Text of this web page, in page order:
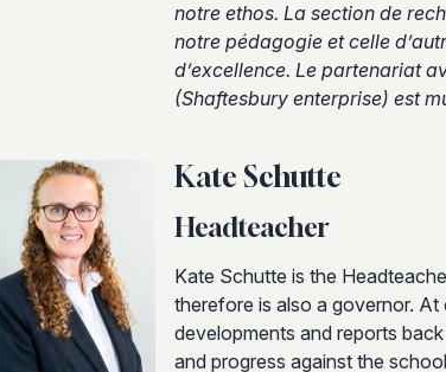
notre ethos. La section de
notre pédagogie et celle
d’excellence. Le partenariat
(Shaftesbury enterprise) est
Kate Schutte
Headteacher
Kate Schutte is the
therefore is also a governor.
developments and reports
and progress against the